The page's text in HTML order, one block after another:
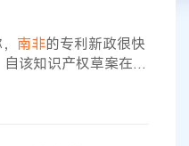
南非的专利新政很快
该知识产权草案在
评论。 提交内阁进行
论铺平了道路。 据